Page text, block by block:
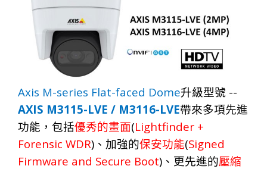
Axis M-series Flat-faced Dome升級型號 --
AXIS M3115-LVE / M3116-LVE帶來多項先進
功能， 包括優秀的畫面(Lightfinder +
Forensic WDR) 、 加強的保安功能(Signed
Firmware and Secure Boot) 、 更先進的壓縮